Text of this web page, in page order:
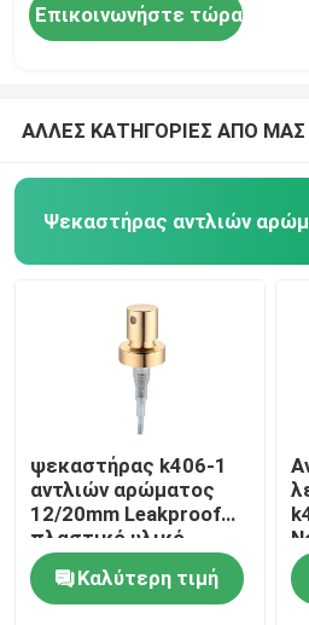
Επικοινωνήστε τώρα
ΑΛΛΕΣ ΚΑΤΗΓΟΡΙΕΣ ΑΠΟ ΜΑΣ
Ψεκαστήρας αντλιών
ψεκαστήρας k406-1
αντλιών αρώματος
12/20mm Leakproof
πλαστικό υλικό
αργιλίου
Καλύτερη τιμή